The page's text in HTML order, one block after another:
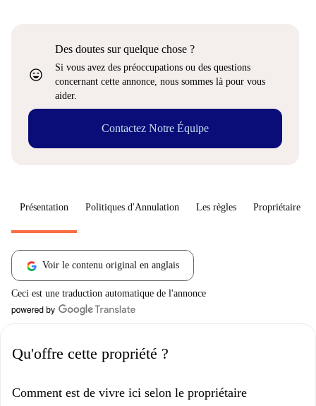
sentiment_very_satisfied
Des doutes sur quelque chose ?
Si vous avez des préoccupations ou des questions
concernant cette annonce, nous sommes là pour vous
aider.
Contactez Notre Équipe
Présentation Politiques d'Annulation Les règles Propriétaire
Voir le contenu original en anglais
Ceci est une traduction automatique de l'annonce
Qu'offre cette propriété ?
Comment est de vivre ici selon le propriétaire